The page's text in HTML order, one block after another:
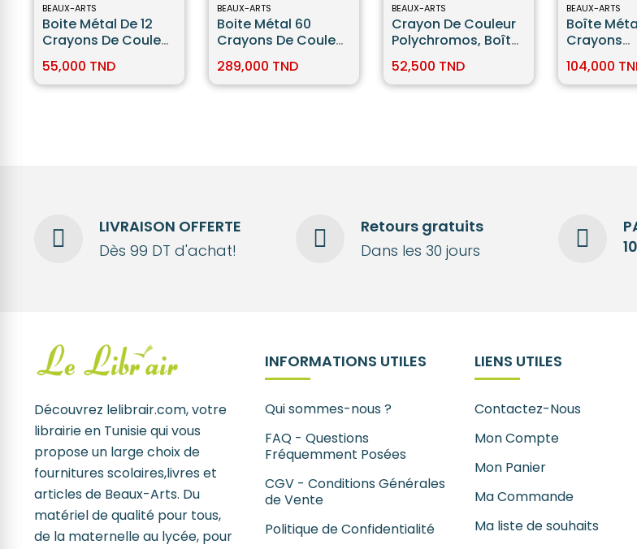
BEAUX-ARTS
Boite Métal De 12
Crayons De Couleur
Faber Castell
55,000 TND
BEAUX-ARTS
Boite Métal 60
Crayons De Couleur
Faber-Castell
289,000 TND
BEAUX-ARTS
Crayon De Couleur
Polychromos, Boîte
52,500 TND
BEAUX-ARTS
Boîte
Crayons
Castell
104,000
LIVRAISON OFFERTE
Dès 99 DT d'achat!
Retours gratuits
Dans les 30 jours
Découvrez lelibrair.com, votre
librairie en Tunisie qui vous
propose un large choix de
fournitures scolaires,livres et
articles de Beaux-Arts. Du
matériel de qualité pour tous,
de la maternelle au lycée, pour
INFORMATIONS UTILES
Qui sommes-nous ?
FAQ - Questions
Fréquemment Posées
CGV - Conditions Générales
de Vente
Politique de Confidentialité
LIENS UTILES
Contactez-Nous
Mon Compte
Mon Panier
Ma Commande
Ma liste de souhaits